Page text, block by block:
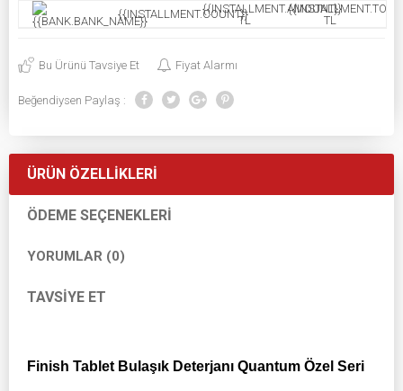
{{INSTALLMENT.COUNT}}{{INSTALLMENT.AMOUNT}}
TL
TL
Bu Ürünü Tavsiye Et Fiyat Alarmı
Beğendiysen Paylaş :
ÜRÜN ÖZELLIKLERI
ÖDEME SEÇENEKLERI
YORUMLAR (0)
TAVSIYE ET
Finish Tablet Bulaşık Deterjanı Quantum Özel Seri